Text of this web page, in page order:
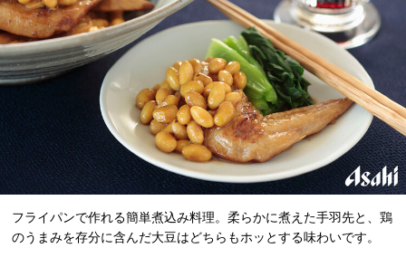
フライパンで作れる簡単煮込み料理。柔らかに煮えた手羽先と、鶏
のうまみを存分に含んだ大豆はどちらもホッとする味わいです。